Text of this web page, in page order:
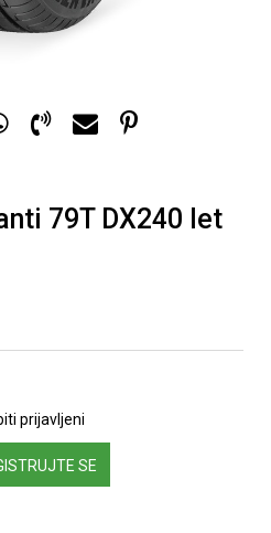
79T DX240 let
prijavljeni
SE